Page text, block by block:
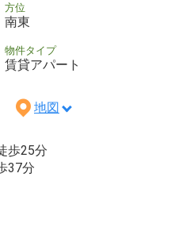
方位
南東
物件タイプ
賃貸アパート
地図
歩25分
37分